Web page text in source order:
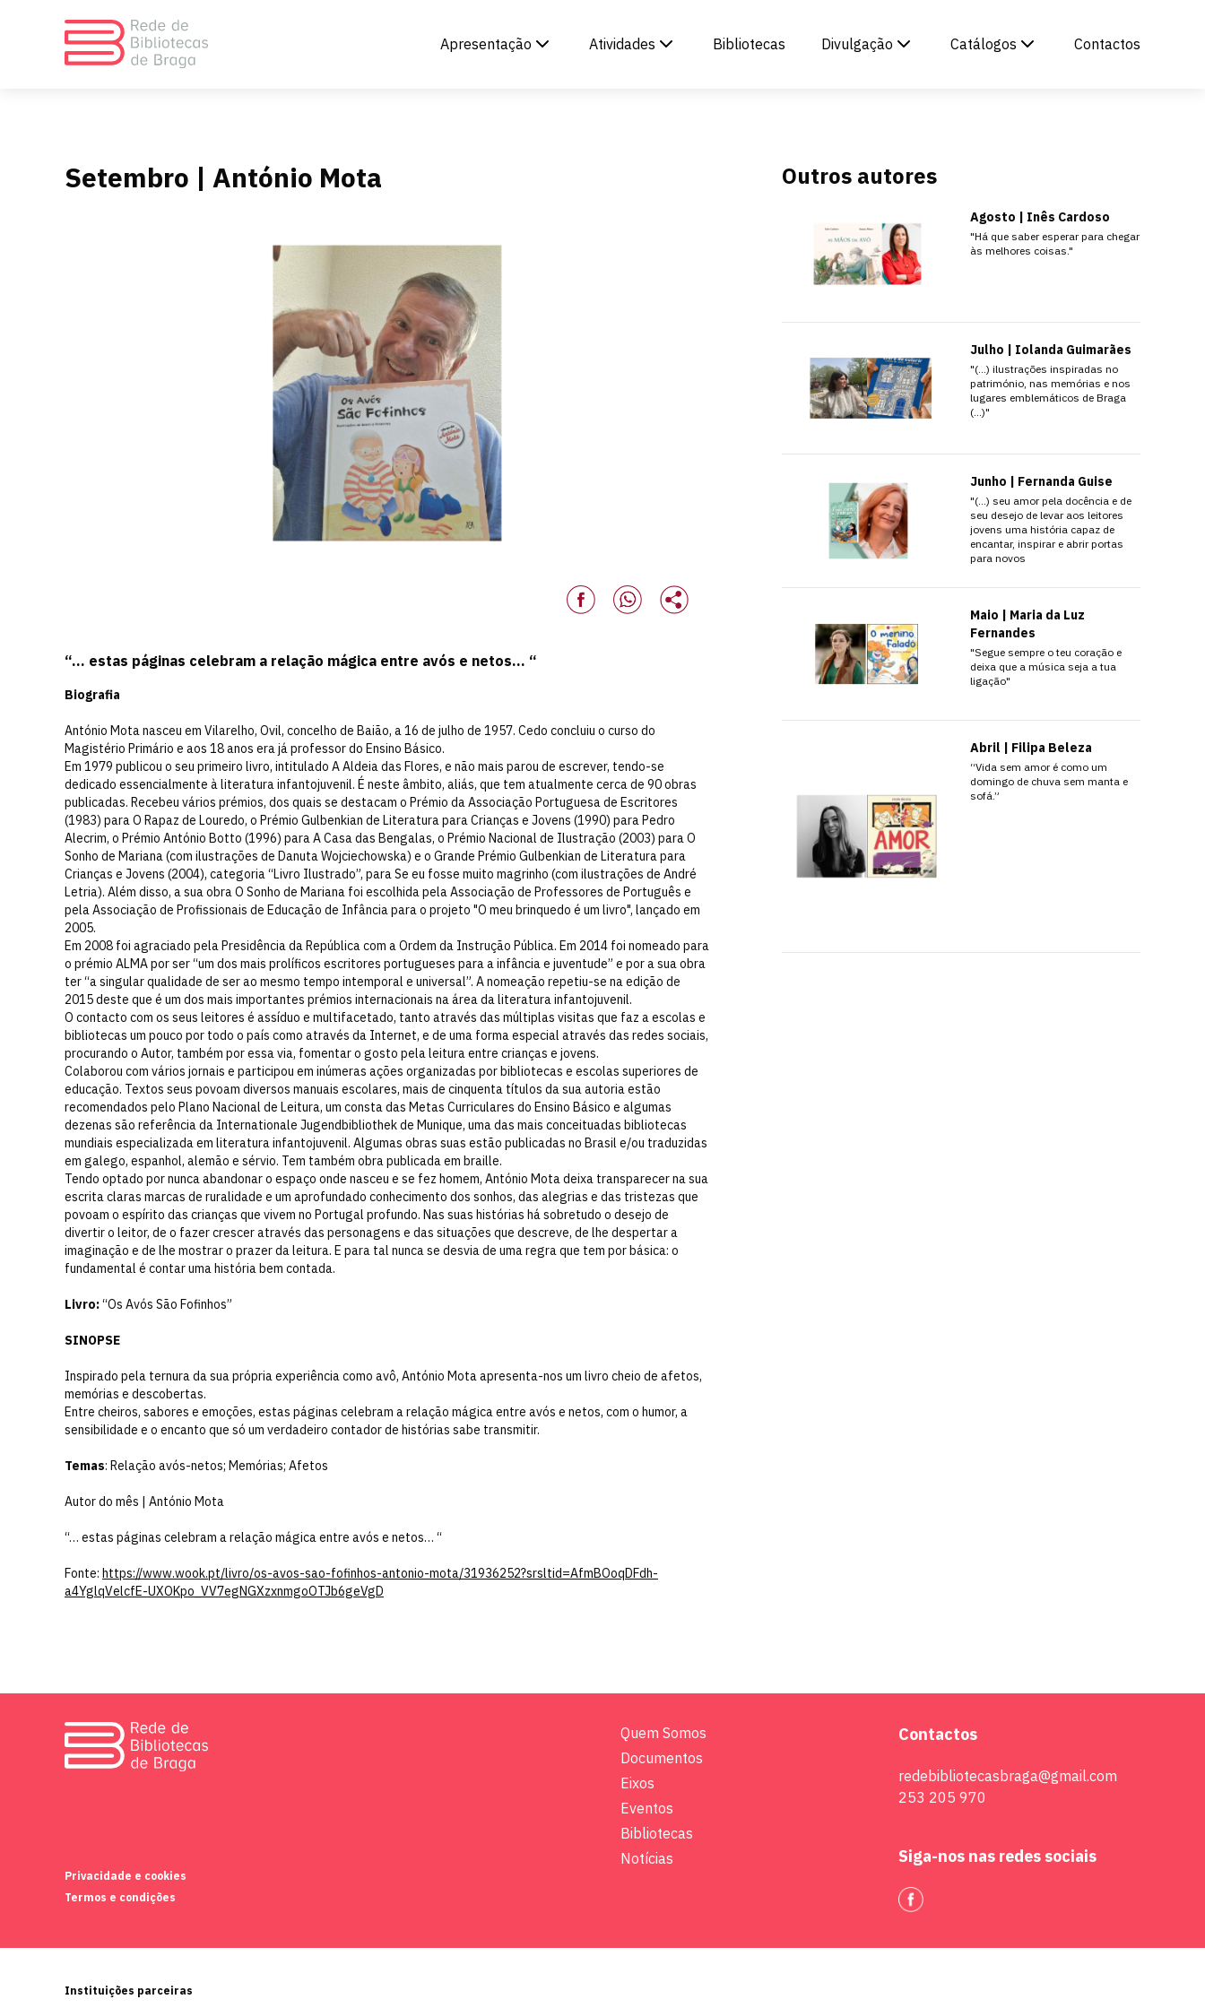
Apresentação Atividades Bibliotecas Divulgação Catálogos Contactos
Setembro | António Mota
“… estas páginas celebram a relação mágica entre avós e netos… “
Biografia
António Mota nasceu em Vilarelho, Ovil, concelho de Baião, a 16 de julho de 1957. Cedo concluiu o curso do
Magistério Primário e aos 18 anos era já professor do Ensino Básico.
Em 1979 publicou o seu primeiro livro, intitulado A Aldeia das Flores, e não mais parou de escrever, tendo-se
dedicado essencialmente à literatura infantojuvenil. É neste âmbito, aliás, que tem atualmente cerca de 90 obras
publicadas. Recebeu vários prémios, dos quais se destacam o Prémio da Associação Portuguesa de Escritores
(1983) para O Rapaz de Louredo, o Prémio Gulbenkian de Literatura para Crianças e Jovens (1990) para Pedro
Alecrim, o Prémio António Botto (1996) para A Casa das Bengalas, o Prémio Nacional de Ilustração (2003) para O
Sonho de Mariana (com ilustrações de Danuta Wojciechowska) e o Grande Prémio Gulbenkian de Literatura para
Crianças e Jovens (2004), categoria “Livro Ilustrado”, para Se eu fosse muito magrinho (com ilustrações de André
Letria). Além disso, a sua obra O Sonho de Mariana foi escolhida pela Associação de Professores de Português e
pela Associação de Profissionais de Educação de Infância para o projeto "O meu brinquedo é um livro", lançado em
2005.
Em 2008 foi agraciado pela Presidência da República com a Ordem da Instrução Pública. Em 2014 foi nomeado para
o prémio ALMA por ser “um dos mais prolíficos escritores portugueses para a infância e juventude” e por a sua obra
ter “a singular qualidade de ser ao mesmo tempo intemporal e universal”. A nomeação repetiu-se na edição de
2015 deste que é um dos mais importantes prémios internacionais na área da literatura infantojuvenil.
O contacto com os seus leitores é assíduo e multifacetado, tanto através das múltiplas visitas que faz a escolas e
bibliotecas um pouco por todo o país como através da Internet, e de uma forma especial através das redes sociais,
procurando o Autor, também por essa via, fomentar o gosto pela leitura entre crianças e jovens.
Colaborou com vários jornais e participou em inúmeras ações organizadas por bibliotecas e escolas superiores de
educação. Textos seus povoam diversos manuais escolares, mais de cinquenta títulos da sua autoria estão
recomendados pelo Plano Nacional de Leitura, um consta das Metas Curriculares do Ensino Básico e algumas
dezenas são referência da Internationale Jugendbibliothek de Munique, uma das mais conceituadas bibliotecas
mundiais especializada em literatura infantojuvenil. Algumas obras suas estão publicadas no Brasil e/ou traduzidas
em galego, espanhol, alemão e sérvio. Tem também obra publicada em braille.
Tendo optado por nunca abandonar o espaço onde nasceu e se fez homem, António Mota deixa transparecer na sua
escrita claras marcas de ruralidade e um aprofundado conhecimento dos sonhos, das alegrias e das tristezas que
povoam o espírito das crianças que vivem no Portugal profundo. Nas suas histórias há sobretudo o desejo de
divertir o leitor, de o fazer crescer através das personagens e das situações que descreve, de lhe despertar a
imaginação e de lhe mostrar o prazer da leitura. E para tal nunca se desvia de uma regra que tem por básica: o
fundamental é contar uma história bem contada.
Livro:“Os Avós São Fofinhos”
SINOPSE
Inspirado pela ternura da sua própria experiência como avô, António Mota apresenta-nos um livro cheio de afetos,
memórias e descobertas.
Entre cheiros, sabores e emoções, estas páginas celebram a relação mágica entre avós e netos, com o humor, a
sensibilidade e o encanto que só um verdadeiro contador de histórias sabe transmitir.
Temas: Relação avós-netos; Memórias; Afetos
Autor do mês | António Mota
“… estas páginas celebram a relação mágica entre avós e netos… “
Fonte: https://www.wook.pt/livro/os-avos-sao-fofinhos-antonio-mota/31936252?srsltid=AfmBOoqDFdh-
a4YglqVelcfE-UXOKpo_VV7egNGXzxnmgoOTJb6geVgD
Outros autores
Agosto | Inês Cardoso
"Há que saber esperar para chegar
às melhores coisas."
Julho | Iolanda Guimarães
"(…) ilustrações inspiradas no
património, nas memórias e nos
lugares emblemáticos de Braga
(…)"
Junho | Fernanda Guise
"(…) seu amor pela docência e de
seu desejo de levar aos leitores
jovens uma história capaz de
encantar, inspirar e abrir portas
para novos
Maio | Maria da Luz
Fernandes
"Segue sempre o teu coração e
deixa que a música seja a tua
ligação"
Abril | Filipa Beleza
“Vida sem amor é como um
domingo de chuva sem manta e
sofá.”
Privacidade e cookies
Termos e condições
Quem Somos
Documentos
Eixos
Eventos
Bibliotecas
Notícias
Contactos
redebibliotecasbraga@gmail.com
253 205 970
Siga-nos nas redes sociais
Instituições parceiras